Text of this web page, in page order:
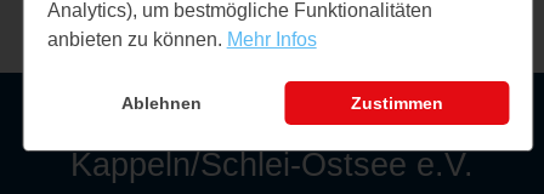
Touristikverein
Kappeln/Schlei-Ostsee e.V.
Analytics), um bestmögliche Funktionalitäten
anbieten zu können. Mehr Infos
Ablehnen Zustimmen